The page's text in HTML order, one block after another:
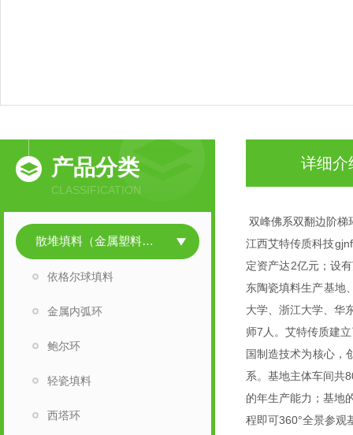
产品分类
CLASSIFICATION
散堆填料（金属塑料陶瓷）
依格尔球填料
金属内弧环
鲍尔环
轻瓷填料
西塔环
详细介
双峰佛系双翻边阶梯
江西艾特传质科技
定资产达2亿元；设
东陶瓷填料生产基地
大学、浙江大学、华
师7人。艾特传质建
国制造技术为核心，
系。基地主体车间共
的年生产能力；基地
程即可360°全景参观